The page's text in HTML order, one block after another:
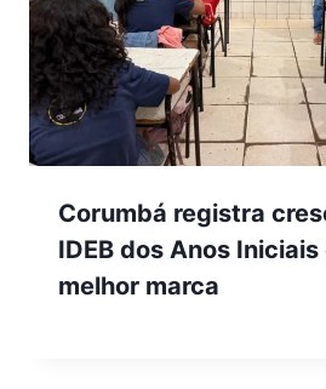
Corumbá registra
IDEB dos Anos Iniciais
melhor marca